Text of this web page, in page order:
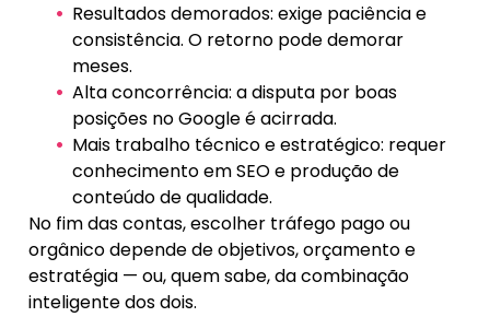
Resultados demorados: exige paciência e
consistência. O retorno pode demorar
meses.
Alta concorrência: a disputa por boas
posições no Google é acirrada.
Mais trabalho técnico e estratégico: requer
conhecimento em SEO e produção de
conteúdo de qualidade.
No fim das contas, escolher tráfego pago ou
orgânico depende de objetivos, orçamento e
estratégia — ou, quem sabe, da combinação
inteligente dos dois.